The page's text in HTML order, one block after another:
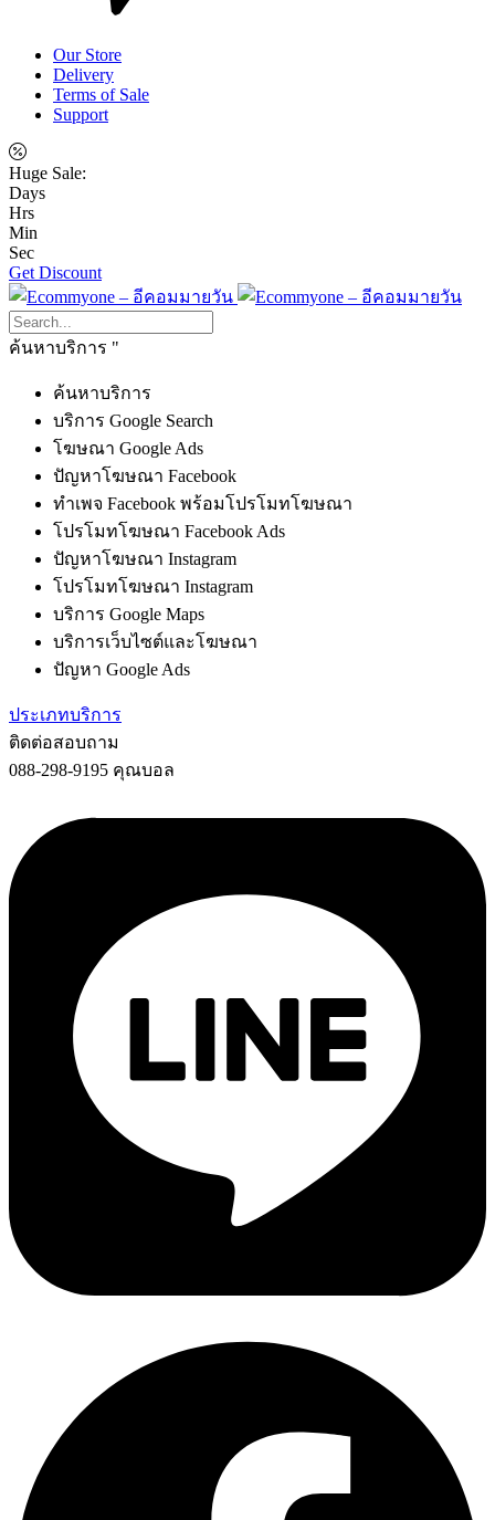
Our Store
Delivery
Terms of Sale
Support
Huge Sale:
Days
Hrs
Min
Sec
Get Discount
ค้นหาบริการ
ค้นหาบริการ
บริการ Google Search
โฆษณา Google Ads
ปัญหาโฆษณา Facebook
ทำเพจ Facebook พร้อมโปรโมทโฆษณา
โปรโมทโฆษณา Facebook Ads
ปัญหาโฆษณา Instagram
โปรโมทโฆษณา Instagram
บริการ Google Maps
บริการเว็บไซต์และโฆษณา
ปัญหา Google Ads
ประเภทบริการ
ติดต่อสอบถาม
088-298-9195 คุณบอล